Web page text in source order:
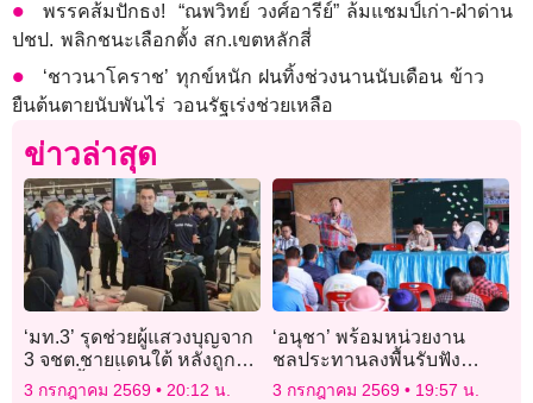
พรรคส้มปักธง! “ณพวิทย์ วงศ์อารีย์” ล้มแชมป์เก่า-ฝ่าด่าน
ปชป. พลิกชนะเลือกตั้ง สก.เขตหลักสี่
‘ชาวนาโคราช’ ทุกข์หนัก ฝนทิ้งช่วงนานนับเดือน ข้าว
ยืนต้นตายนับพันไร่ วอนรัฐเร่งช่วยเหลือ
ข่าวล่าสุด
‘มท.3’ รุดช่วยผู้แสวงบุญจาก
3 จชต.ชายแดนใต้ หลังถูก
หลอกซื้อแพ็กเกจ ‘อุมเราะห์’
3 กรกฎาคม 2569 20:12 น.
‘อนุชา’ พร้อมหน่วยงาน
ชลประทานลงพื้นรับฟัง
ปัญหาเกษตรกรหลังเผชิญ
3 กรกฎาคม 2569 19:57 น.